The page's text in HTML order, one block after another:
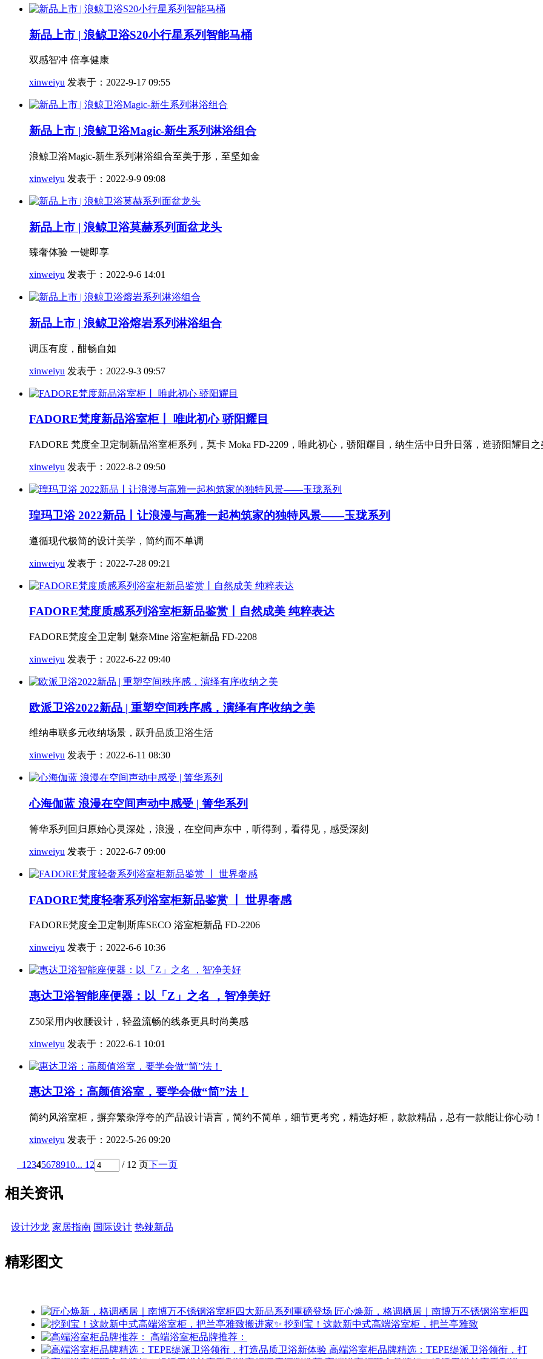
新品上市 | 浪鲸卫浴S20小行星系列智能马桶
双感智冲 倍享健康
xinweiyu 发表于：2022-9-17 09:55
新品上市 | 浪鲸卫浴Magic-新生系列淋浴组合
浪鲸卫浴Magic-新生系列淋浴组合至美于形，至坚如金
xinweiyu 发表于：2022-9-9 09:08
新品上市 | 浪鲸卫浴莫赫系列面盆龙头
臻奢体验 一键即享
xinweiyu 发表于：2022-9-6 14:01
新品上市 | 浪鲸卫浴熔岩系列淋浴组合
调压有度，酣畅自如
xinweiyu 发表于：2022-9-3 09:57
FADORE梵度新品浴室柜丨 唯此初心 骄阳耀目
FADORE 梵度全卫定制新品浴室柜系列，莫卡 Moka FD-2209，唯此初心，骄阳耀目，纳生活中日升日落，造骄阳耀目
xinweiyu 发表于：2022-8-2 09:50
瑝玛卫浴 2022新品丨让浪漫与高雅一起构筑家的独特风景——玉珑系列
遵循现代极简的设计美学，简约而不单调
xinweiyu 发表于：2022-7-28 09:21
FADORE梵度质感系列浴室柜新品鉴赏丨自然成美 纯粹表达
FADORE梵度全卫定制 魅奈Mine 浴室柜新品 FD-2208
xinweiyu 发表于：2022-6-22 09:40
欧派卫浴2022新品 | 重塑空间秩序感，演绎有序收纳之美
维纳串联多元收纳场景，跃升品质卫浴生活
xinweiyu 发表于：2022-6-11 08:30
心海伽蓝 浪漫在空间声动中感受 | 箐华系列
箐华系列回归原始心灵深处，浪漫，在空间声东中，听得到，看得见，感受深刻
xinweiyu 发表于：2022-6-7 09:00
FADORE梵度轻奢系列浴室柜新品鉴赏 丨 世界奢感
FADORE梵度全卫定制斯库SECO 浴室柜新品 FD-2206
xinweiyu 发表于：2022-6-6 10:36
惠达卫浴智能座便器：以「Z」之名 ，智净美好
Z50采用内收腰设计，轻盈流畅的线条更具时尚美感
xinweiyu 发表于：2022-6-1 10:01
惠达卫浴：高颜值浴室，要学会做“简”法！
简约风浴室柜，摒弃繁杂浮夸的产品设计语言，简约不简单，细节更考究，精选好柜，款款精品，总有一款能让你心动！
xinweiyu 发表于：2022-5-26 09:20
1 2345678910... 12 / 12 页下一页
相关资讯
设计沙龙 家居指南 国际设计 热辣新品
精彩图文
匠心焕新，格调栖居｜南博万不锈钢浴室柜四
挖到宝！这款新中式高端浴室柜，把兰亭雅致
高端浴室柜品牌推荐：
高端浴室柜品牌精选：TEPE缇派卫浴领衔，打